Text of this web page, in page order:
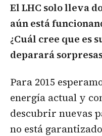
El LHC solo lleva
aún está
¿Cuál cree que es
deparará
Para 2015
energía actual y
descubrir nuevas
no está